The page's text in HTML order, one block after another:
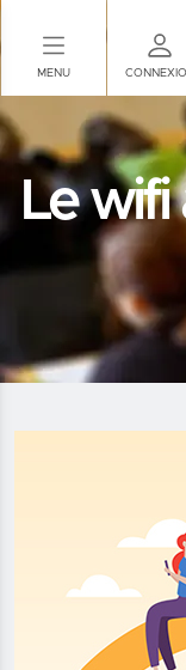
MENU
Le wifi
Panneau de gestion